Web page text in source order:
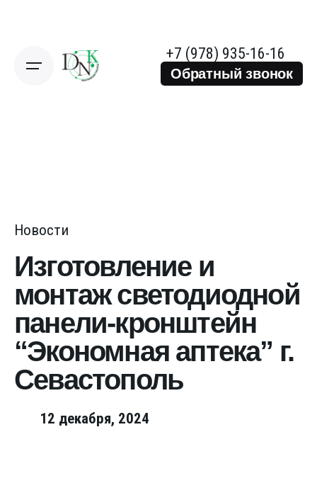
+7 (978) 935-16-16
Обратный звонок
Новости
Изготовление и
монтаж светодиодной
панели-кронштейн
“Экономная аптека” г.
Севастополь
12 декабря, 2024